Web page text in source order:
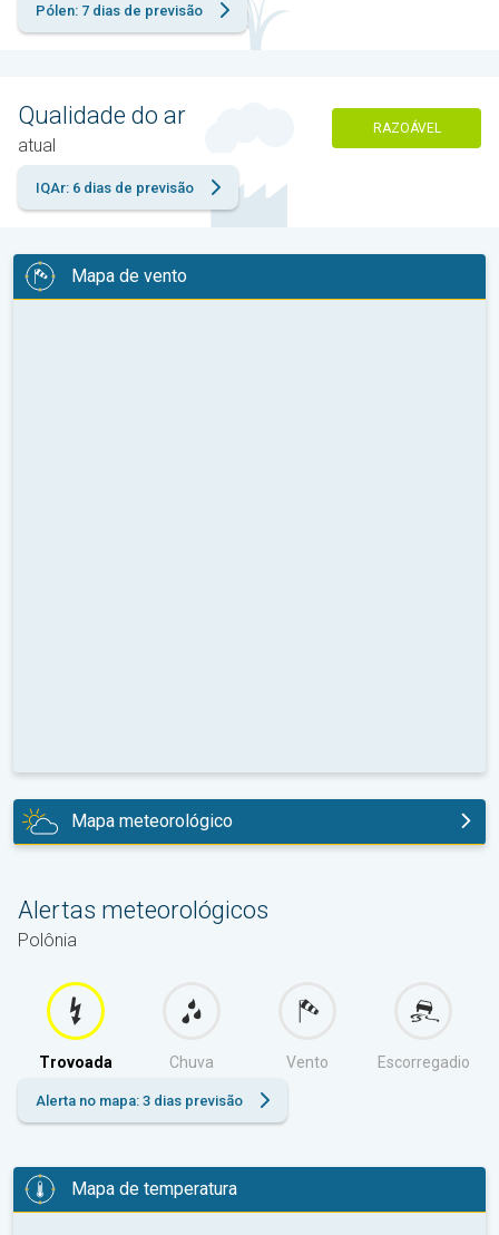
Pólen: 7 dias de previsão
Qualidade do ar
atual
RAZOÁVEL
IQAr: 6 dias de previsão
Mapa de vento
Mapa meteorológico
Alertas meteorológicos
Polônia
Trovoada Chuva Vento Escorregadio
Alerta no mapa: 3 dias previsão
Mapa de temperatura